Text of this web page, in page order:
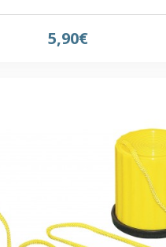
5,90€